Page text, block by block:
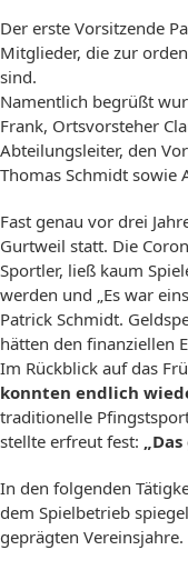
Der erste Vorsitzende
Mitglieder, die zur
sind.
Namentlich begrüßt
Frank, Ortsvorsteher
Abteilungsleiter, den
Thomas Schmidt sowie
Fast genau vor drei
Gurtweil statt. Die
Sportler, ließ kaum
werden und „Es war
Patrick Schmidt.
hätten den finanziellen
Im Rückblick auf das
konnten endlich
traditionelle
stellte erfreut fest:
In den folgenden
dem Spielbetrieb
geprägten Vereinsjahre.